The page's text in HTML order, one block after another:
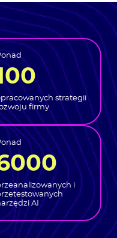
strategii
firmy
i
AI